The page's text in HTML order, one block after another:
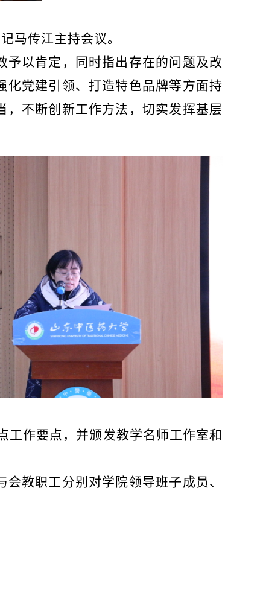
马传江主持会议。
以肯定，同时指出存在的问题及改
化党建引领、打造特色品牌等方面持
不断创新工作方法，切实发挥基层
工作要点，并颁发教学名师工作室和
教职工分别对学院领导班子成员、